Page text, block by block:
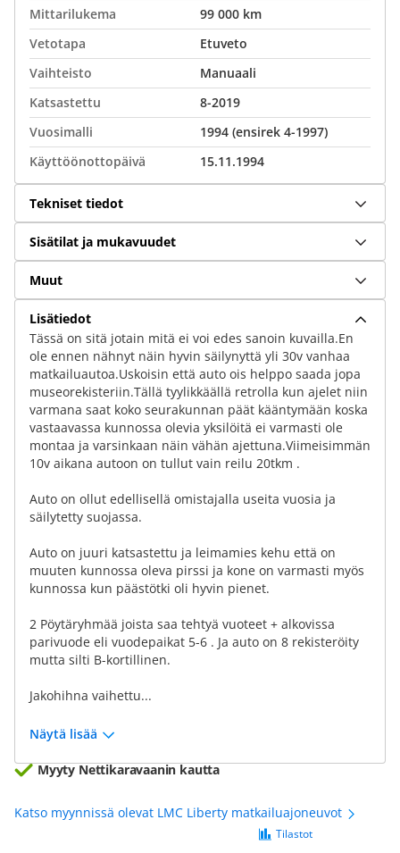
Mittarilukema
99 000 km
Vetotapa
Etuveto
Vaihteisto
Manuaali
Katsastettu
8-2019
Vuosimalli
1994 (ensirek 4-1997)
Käyttöönottopäivä
15.11.1994
Tekniset tiedot
Sisätilat ja mukavuudet
Muut
Lisätiedot
Tässä on sitä jotain mitä ei voi edes sanoin kuvailla.En
ole ennen nähnyt näin hyvin säilynyttä yli 30v vanhaa
matkailuautoa.Uskoisin että auto ois helppo saada jopa
museorekisteriin.Tällä tyylikkäällä retrolla kun ajelet niin
varmana saat koko seurakunnan päät kääntymään koska
vastaavassa kunnossa olevia yksilöitä ei varmasti ole
montaa ja varsinkaan näin vähän ajettuna.Viimeisimmän
10v aikana autoon on tullut vain reilu 20tkm .
Auto on ollut edellisellä omistajalla useita vuosia ja
säilytetty suojassa.
Auto on juuri katsastettu ja leimamies kehu että on
muuten kunnossa oleva pirssi ja kone on varmasti myös
kunnossa kun päästötki oli hyvin pienet.
2 Pöytäryhmää joista saa tehtyä vuoteet + alkovissa
parivuode eli vuodepaikat 5-6 . Ja auto on 8 rekisteröity
mutta silti B-kortillinen.
Jakohihna vaihettu...
Näytä lisää
Myyty Nettikaravaanin kautta
Katso myynnissä olevat LMC Liberty matkailuajoneuvot
Tilastot